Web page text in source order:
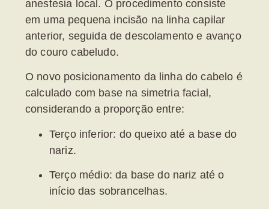
anestesia local. O procedimento consiste
em uma pequena incisão na linha capilar
anterior, seguida de descolamento e avanço
do couro cabeludo.
O novo posicionamento da linha do cabelo é
calculado com base na simetria facial,
considerando a proporção entre:
Terço inferior: do queixo até a base do
nariz.
Terço médio: da base do nariz até o
início das sobrancelhas.